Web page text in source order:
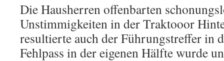
Die Hausherren offenbarten
Unstimmigkeiten in der Traktooor
resultierte auch der Führungstreffer in
Fehlpass in der eigenen Hälfte wurde